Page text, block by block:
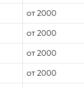
от 2000
от 2000
от 2000
от 2000